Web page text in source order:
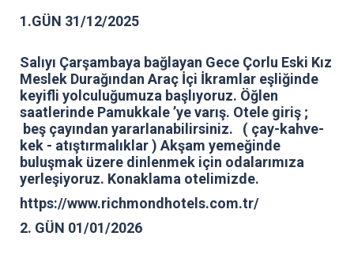
1.GÜN 31/12/2025
Salıyı Çarşambaya bağlayan Gece Çorlu Eski Kız
Meslek Durağından Araç İçi İkramlar eşliğinde
keyifli yolculuğumuza başlıyoruz. Öğlen
saatlerinde Pamukkale ’ye varış. Otele giriş ;
beş çayından yararlanabilirsiniz. ( çay-kahve-
kek - atıştırmalıklar ) Akşam yemeğinde
buluşmak üzere dinlenmek için odalarımıza
yerleşiyoruz. Konaklama otelimizde.
https://www.richmondhotels.com.tr/
2. GÜN 01/01/2026